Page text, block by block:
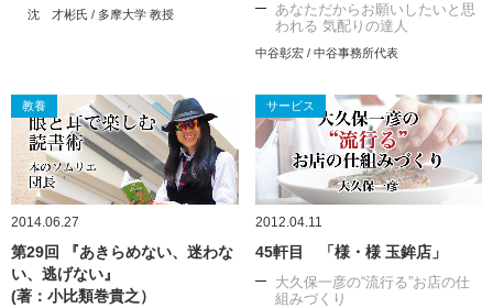
沈 才彬氏 / 多摩大学 教授
あなただからお願いしたいと思
われる 気配りの達人
中谷彰宏 / 中谷事務所代表
教養
2014.06.27
第29回 『あきらめない、迷わな
い、逃げない』
(著：小比類巻貴之）
サービス
2012.04.11
45軒目 「様・様 玉鉾店」
大久保一彦の“流行る”お店の仕
組みづくり